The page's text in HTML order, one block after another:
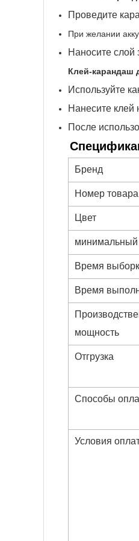
Проведите
При желании
Наносите слой
Клей-карандаш
Используйте
Нанесите клей
После
Бренд
Номер товара
Цвет
минимальный
Время
Время
мощность
Отгрузка
Способы
Условия